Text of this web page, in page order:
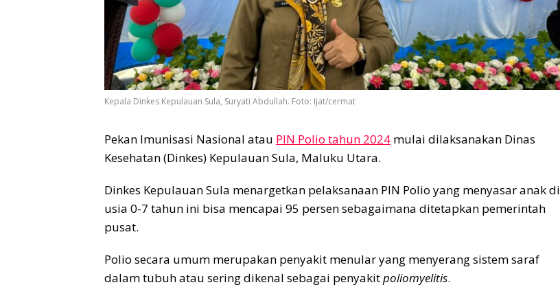
Kepala Dinkes Kepulauan Sula, Suryati Abdullah. Foto: Ijat/cermat
Pekan Imunisasi Nasional atau PIN Polio tahun 2024 mulai dilaksanakan Dinas
Kesehatan (Dinkes) Kepulauan Sula, Maluku Utara.
Dinkes Kepulauan Sula menargetkan pelaksanaan PIN Polio yang menyasar anak di
usia 0-7 tahun ini bisa mencapai 95 persen sebagaimana ditetapkan pemerintah
pusat.
Polio secara umum merupakan penyakit menular yang menyerang sistem saraf
dalam tubuh atau sering dikenal sebagai penyakitpoliomyelitis.